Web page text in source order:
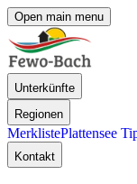
Open main menu
Unterkünfte
Regionen
MerklistePlattensee
Kontakt